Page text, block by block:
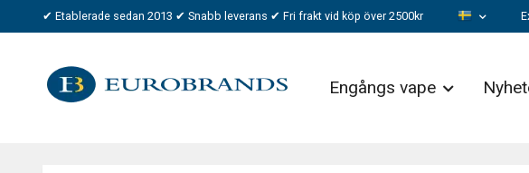
✔ Etablerade sedan 2013 ✔ Snabb leverans ✔ Fri frakt vid köp över 2500kr
Engångs vape